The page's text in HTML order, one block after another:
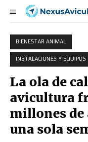
BIENESTAR ANIMAL
INSTALACIONES Y EQUIPOS
La ola de
avicultura
millones de
una sola